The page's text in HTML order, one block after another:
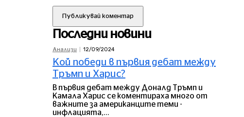
Последни новини
Анализи 12/09/2024
Кой победи в първия дебат между
Тръмп и Харис?
В първия дебат между Доналд Тръмп и
Камала Харис се коментираха много от
важните за американците теми -
инфлацията,...